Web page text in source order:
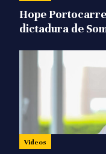
Hope
dictadura de
Videos